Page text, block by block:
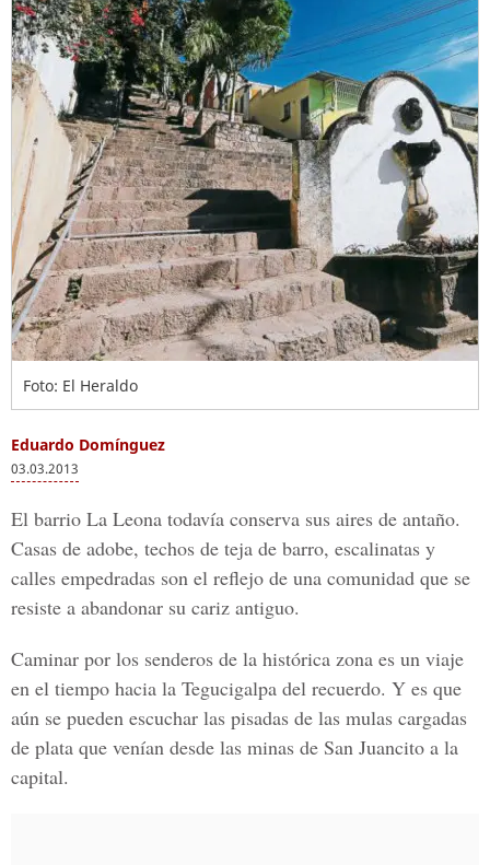
Foto: El Heraldo
Eduardo Domínguez
03.03.2013
El barrio La Leona todavía conserva sus aires de antaño.
Casas de adobe, techos de teja de barro, escalinatas y
calles empedradas son el reflejo de una comunidad que se
resiste a abandonar su cariz antiguo.
Caminar por los senderos de la histórica zona es un viaje
en el tiempo hacia la Tegucigalpa del recuerdo. Y es que
aún se pueden escuchar las pisadas de las mulas cargadas
de plata que venían desde las minas de San Juancito a la
capital.